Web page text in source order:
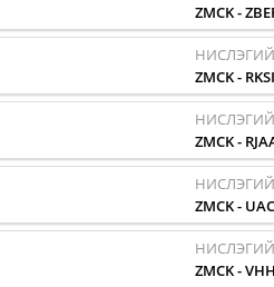
ZMCK-
ZMCK-
ZMCK-
ZMCK-
ZMCK-